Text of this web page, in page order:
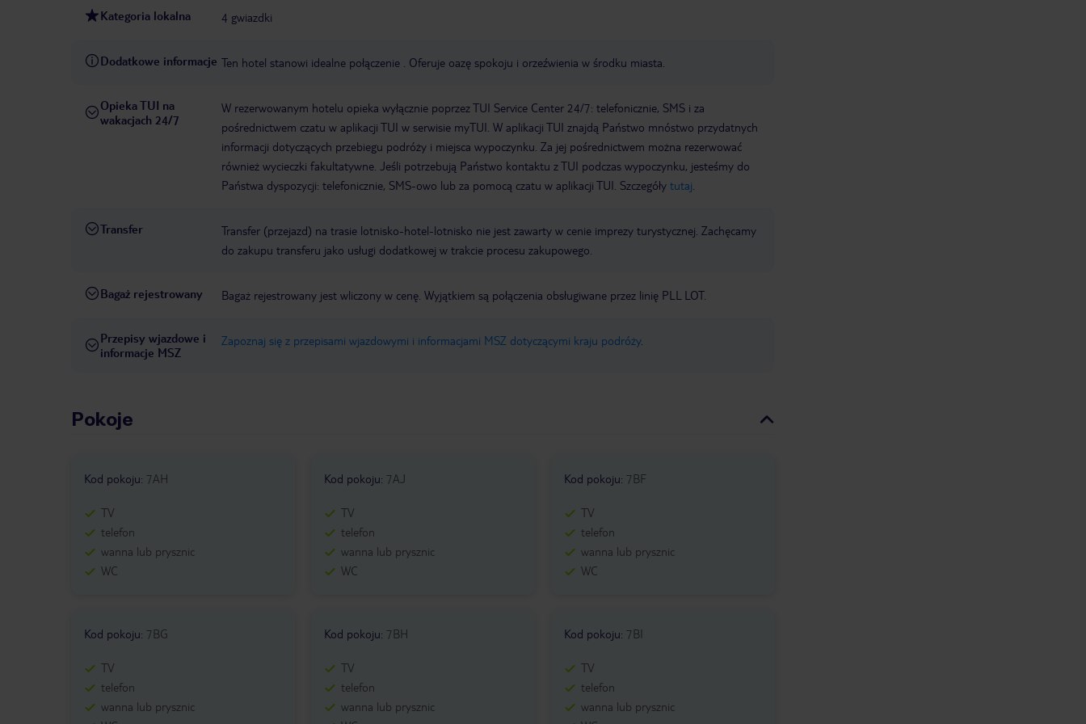
Kategoria lokalna 4 gwiazdki
Dodatkowe informacje Ten hotel stanowi idealne połączenie . Oferuje oazę spokoju i orzeźwienia w środku miasta.
Opieka TUI na
wakacjach 24/7
W rezerwowanym hotelu opieka wyłącznie poprzez TUI Service Center 24/7: telefonicznie, SMS i za
pośrednictwem czatu w aplikacji TUI w serwisie myTUI. W aplikacji TUI znajdą Państwo mnóstwo przydatnych
informacji dotyczących przebiegu podróży i miejsca wypoczynku. Za jej pośrednictwem można rezerwować
również wycieczki fakultatywne. Jeśli potrzebują Państwo kontaktu z TUI podczas wypoczynku, jesteśmy do
Państwa dyspozycji: telefonicznie, SMS-owo lub za pomocą czatu w aplikacji TUI. Szczegóły tutaj
Transfer
Transfer (przejazd) na trasie lotnisko-hotel-lotnisko nie jest zawarty w cenie imprezy turystycznej. Zachęcamy
do zakupu transferu jako usługi dodatkowej w trakcie procesu zakupowego.
Bagaż rejestrowany Bagaż rejestrowany jest wliczony w cenę. Wyjątkiem są połączenia obsługiwane przez linię PLL LOT.
Przepisy wjazdowe i
informacje MSZ
Zapoznaj się z przepisami wjazdowymi i informacjami MSZ dotyczącymi kraju podróży.
Pokoje
Kod pokoju: 7AH
TV
telefon
wanna lub prysznic
WC
Kod pokoju: 7AJ
TV
telefon
wanna lub prysznic
WC
Kod pokoju: 7BF
TV
telefon
wanna lub prysznic
WC
Kod pokoju: 7BG
TV
telefon
wanna lub prysznic
Kod pokoju: 7BH
TV
telefon
wanna lub prysznic
Kod pokoju: 7BI
TV
telefon
wanna lub prysznic